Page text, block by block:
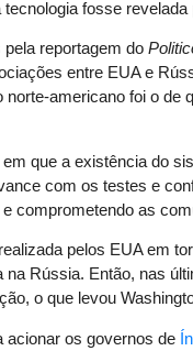
fosse revelada
reportagem do
entre EUA e
norte-americano foi o de
que a existência do
com os testes e
comprometendo as
pelos EUA em
na Rússia. Então, nas
o que levou
acionar os governos de